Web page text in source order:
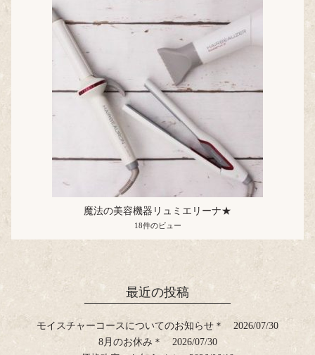
魔法の美容機器リュミエリーナ★
18件のビュー
最近の投稿
モイスチャーコースについてのお知らせ＊
2026/07/30
8月のお休み＊
2026/07/30